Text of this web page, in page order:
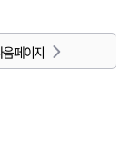
음 페이지